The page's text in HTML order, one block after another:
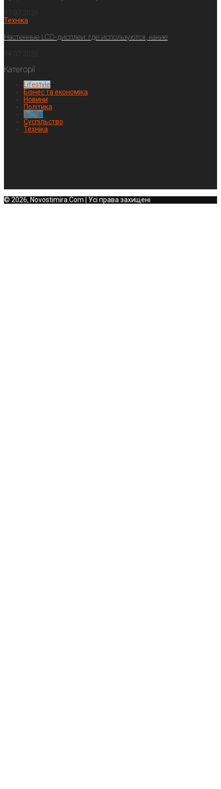
Техніка
Настенные LCD-дисплеи: где используются, какие
Категорії
Lifestyle
Бізнес та економіка
Новини
Політика
Спорт
Суспільство
Техніка
© 2026, Novostimira.Com | Усі права захищені